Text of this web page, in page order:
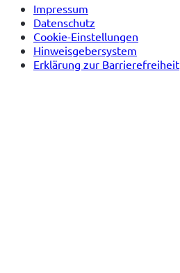
Impressum
Datenschutz
Cookie-Einstellungen
Hinweisgebersystem
Erklärung zur Barrierefreiheit